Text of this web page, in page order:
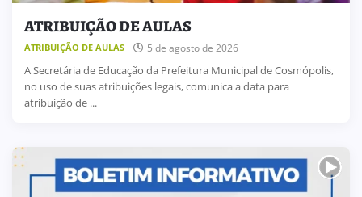
ATRIBUIÇÃO DE AULAS
ATRIBUIÇÃO DE AULAS 5 de agosto de 2026
A Secretária de Educação da Prefeitura Municipal de Cosmópolis,
no uso de suas atribuições legais, comunica a data para
atribuição de ...